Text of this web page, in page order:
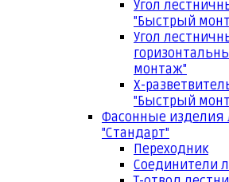
Угол
"Быстрый
Угол
монтаж"
Х-
"Быстрый
Фасонные изделия
"Стандарт"
Переходник
Соединители